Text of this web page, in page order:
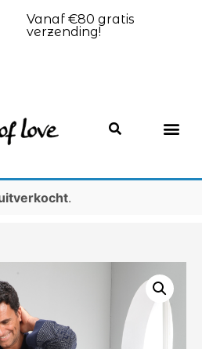
Vanaf €80 gratis
verzending!
.